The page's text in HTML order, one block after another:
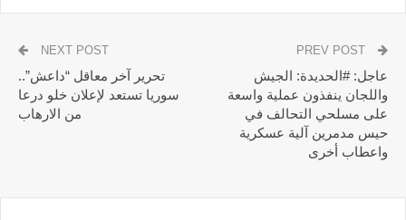
عاجل: #الحديدة: الجيش
واللجان ينفذون عملية واسعة
على مسلحي التحالف في
حيس مدمرين آلية عسكرية
واعطاب أخرى
NEXT POST
تحرير آخر معاقل “داعش”..
سوريا تستعد لإعلان خلو درعا
من الارهاب